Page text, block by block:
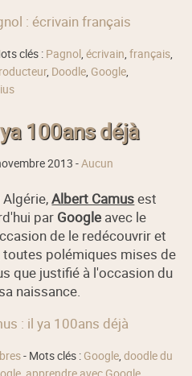
: écrivain français
clés : Pagnol,écrivain,français,
, Doodle, Google,
100ans déjà
2013 -Aucun
Algérie,Albert Camusest
par Google avec le
de le redécouvrir et
polémiques mises de
que justifié à l'occasion du
naissance.
: il ya 100ans déjà
- Mots clés : Google,doodle du